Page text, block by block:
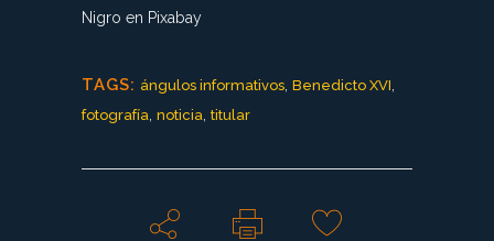
Nigro en Pixabay
TAGS: ángulos informativos, Benedicto XVI,
fotografía, noticia, titular